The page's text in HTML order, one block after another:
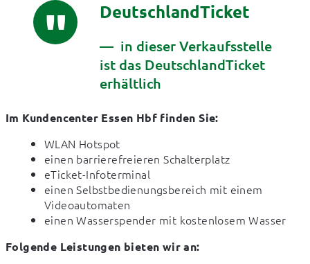
DeutschlandTicket
in dieser Verkaufsstelle
ist das DeutschlandTicket
erhältlich
Im Kundencenter Essen Hbf finden Sie:
WLAN Hotspot
einen barrierefreieren Schalterplatz
eTicket-Infoterminal
einen Selbstbedienungsbereich mit einem
Videoautomaten
einen Wasserspender mit kostenlosem Wasser
Folgende Leistungen bieten wir an: